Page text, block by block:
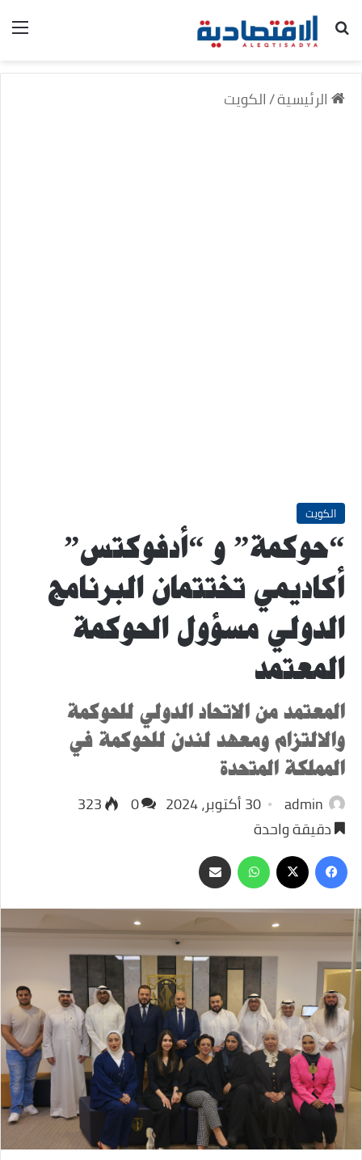
بحث عن
الرئيسية/الكويت
الكويت
“حوكمة” و “أدفوكتس”
أكاديمي تختتمان البرنامج
الدولي مسؤول الحوكمة
المعتمد
المعتمد من الاتحاد الدولي للحوكمة
والالتزام ومعهد لندن للحوكمة في
المملكة المتحدة
admin 30 أكتوبر، 2024 0
323
دقيقة واحدة
فيسبوك
‫X واتسابمشاركة
عبر
البريد